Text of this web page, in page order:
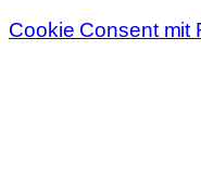
Cookie Consent mit